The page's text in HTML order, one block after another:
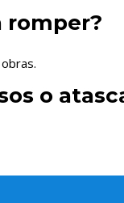
romper?
o